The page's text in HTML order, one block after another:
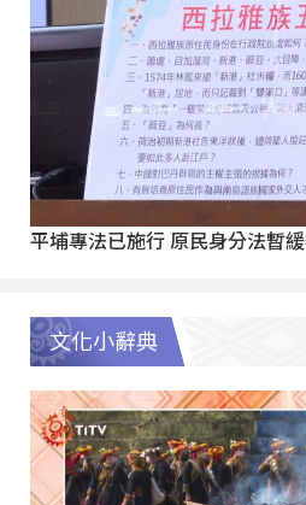
平埔專法已施行 原民身分法暫
文化小辭典